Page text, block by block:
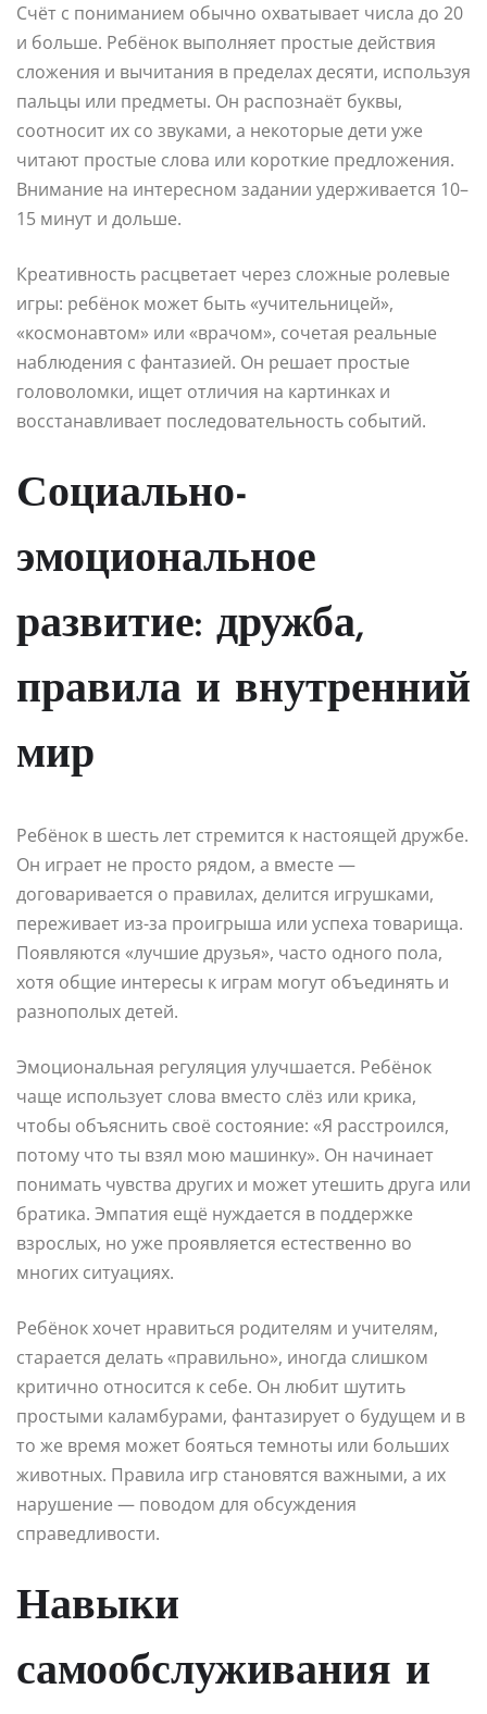
Счёт с пониманием обычно охватывает числа до 20
и больше. Ребёнок выполняет простые действия
сложения и вычитания в пределах десяти, используя
пальцы или предметы. Он распознаёт буквы,
соотносит их со звуками, а некоторые дети уже
читают простые слова или короткие предложения.
Внимание на интересном задании удерживается 10–
15 минут и дольше.
Креативность расцветает через сложные ролевые
игры: ребёнок может быть «учительницей»,
«космонавтом» или «врачом», сочетая реальные
наблюдения с фантазией. Он решает простые
головоломки, ищет отличия на картинках и
восстанавливает последовательность событий.
Социально-
эмоциональное
развитие: дружба,
правила и внутренний
мир
Ребёнок в шесть лет стремится к настоящей дружбе.
Он играет не просто рядом, а вместе —
договаривается о правилах, делится игрушками,
переживает из-за проигрыша или успеха товарища.
Появляются «лучшие друзья», часто одного пола,
хотя общие интересы к играм могут объединять и
разнополых детей.
Эмоциональная регуляция улучшается. Ребёнок
чаще использует слова вместо слёз или крика,
чтобы объяснить своё состояние: «Я расстроился,
потому что ты взял мою машинку». Он начинает
понимать чувства других и может утешить друга или
братика. Эмпатия ещё нуждается в поддержке
взрослых, но уже проявляется естественно во
многих ситуациях.
Ребёнок хочет нравиться родителям и учителям,
старается делать «правильно», иногда слишком
критично относится к себе. Он любит шутить
простыми каламбурами, фантазирует о будущем и в
то же время может бояться темноты или больших
животных. Правила игр становятся важными, а их
нарушение — поводом для обсуждения
справедливости.
Навыки
самообслуживания и